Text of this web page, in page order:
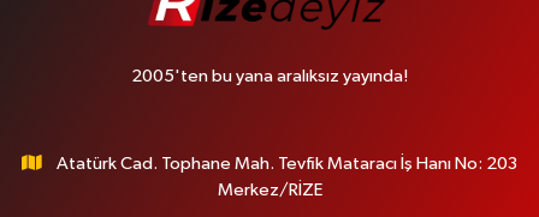
2005'ten bu yana aralıksız yayında!
Atatürk Cad. Tophane Mah. Tevfik Mataracı İş Hanı No: 203
Merkez/RİZE